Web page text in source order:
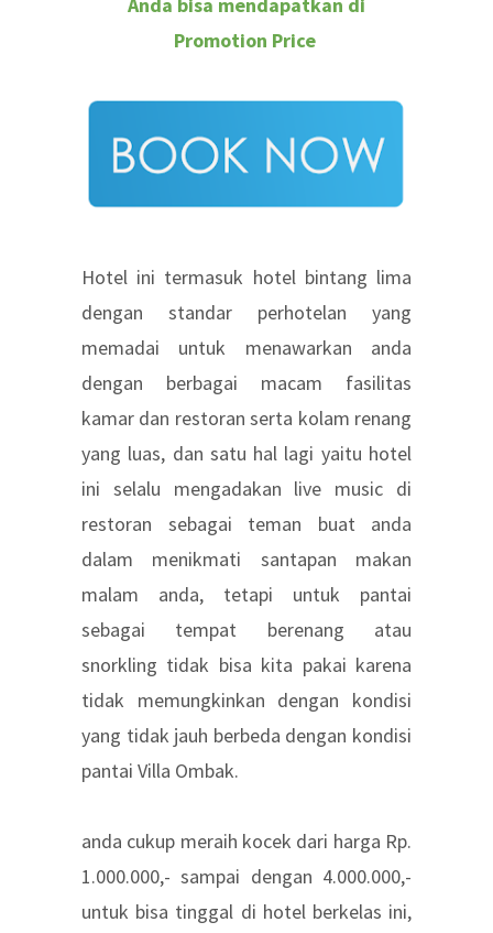
Anda bisa mendapatkan di
Promotion Price
Hotel ini termasuk hotel bintang lima
dengan standar perhotelan yang
memadai untuk menawarkan anda
dengan berbagai macam fasilitas
kamar dan restoran serta kolam renang
yang luas, dan satu hal lagi yaitu hotel
ini selalu mengadakan live music di
restoran sebagai teman buat anda
dalam menikmati santapan makan
malam anda, tetapi untuk pantai
sebagai tempat berenang atau
snorkling tidak bisa kita pakai karena
tidak memungkinkan dengan kondisi
yang tidak jauh berbeda dengan kondisi
pantai Villa Ombak.
anda cukup meraih kocek dari harga Rp.
1.000.000,- sampai dengan 4.000.000,-
untuk bisa tinggal di hotel berkelas ini,